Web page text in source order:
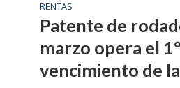
RENTAS
Patente de
marzo opera el 1°
vencimiento de